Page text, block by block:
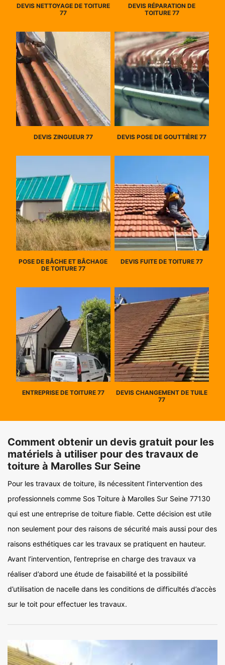
DEVIS NETTOYAGE DE TOITURE
77
DEVIS RÉPARATION DE
TOITURE 77
DEVIS ZINGUEUR 77 DEVIS POSE DE GOUTTIÈRE 77
POSE DE BÂCHE ET BÂCHAGE
DE TOITURE 77
DEVIS FUITE DE TOITURE 77
ENTREPRISE DE TOITURE 77
DEVIS CHANGEMENT DE TUILE
77
Comment obtenir un devis gratuit pour les
matériels à utiliser pour des travaux de
toiture à Marolles Sur Seine
Pour les travaux de toiture, ils nécessitent l’intervention des
professionnels comme Sos Toiture à Marolles Sur Seine 77130
qui est une entreprise de toiture fiable. Cette décision est utile
non seulement pour des raisons de sécurité mais aussi pour des
raisons esthétiques car les travaux se pratiquent en hauteur.
Avant l’intervention, l’entreprise en charge des travaux va
réaliser d’abord une étude de faisabilité et la possibilité
d’utilisation de nacelle dans les conditions de difficultés d’accès
sur le toit pour effectuer les travaux.